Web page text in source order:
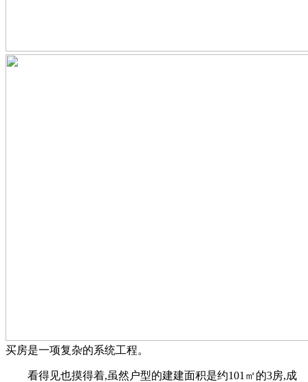
买房是一项复杂的系统工程。
看得见也摸得着,虽然户型的建建面积是约101㎡的3房,成